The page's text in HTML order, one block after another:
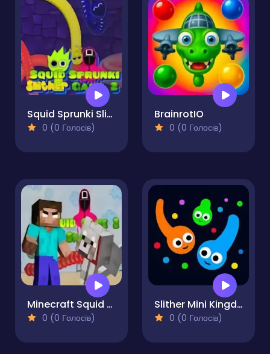
Squid Sprunki Slither Game 2
0 (0 Голосів)
BrainrotIO
0 (0 Голосів)
Minecraft Squid Game Worm.io
0 (0 Голосів)
Slither Mini Kingdom
0 (0 Голосів)